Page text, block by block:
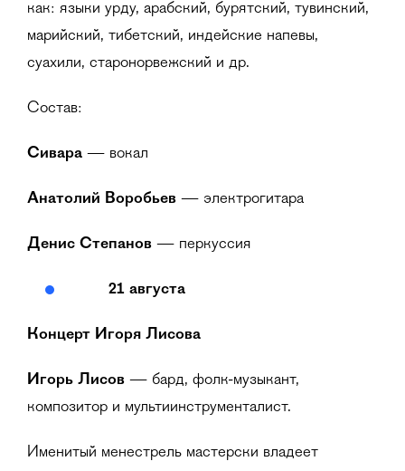
как: языки урду, арабский, бурятский, тувинский,
марийский, тибетский, индейские напевы,
суахили, старонорвежский и др.
Состав:
Сивара — вокал
Анатолий Воробьев — электрогитара
Денис Степанов — перкуссия
21 августа
Концерт Игоря Лисова
Игорь Лисов — бард, фолк-музыкант,
композитор и мультиинструменталист.
Именитый менестрель мастерски владеет